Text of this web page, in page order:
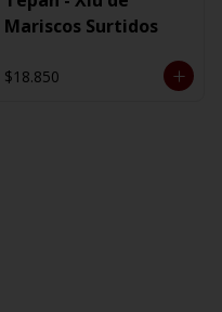
Mariscos Surtidos
$18.850